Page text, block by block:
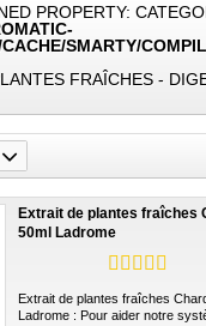
PROPERTY:
CACHE/SMARTY/
FRAÎCHES -
Extrait de plantes fraîches
50ml Ladrome
Extrait de plantes fraîches
Ladrome : Pour aider notre